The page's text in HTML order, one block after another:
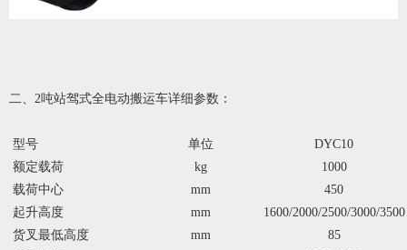
二、2吨站驾式全电动搬运车详细参数：
型号 单位
DYC10
额定载荷
kg
1000
载荷中心
mm
450
起升高度
mm 1600/2000/2500/3000/3500
货叉最低高度
mm
85